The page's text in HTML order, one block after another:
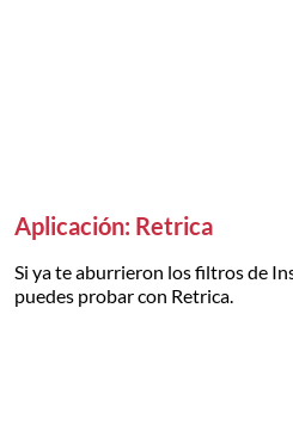
Aplicación: Retrica
Si ya te aburrieron los filtros de
puedes probar con Retrica.